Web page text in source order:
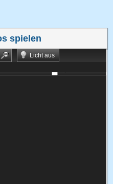
spielen
Licht aus